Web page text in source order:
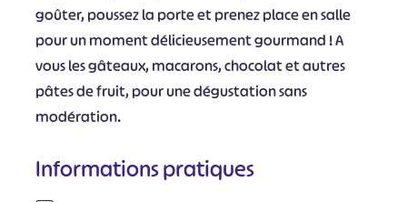
goûter, poussez la porte et prenez place en salle
pour un moment délicieusement gourmand ! A
vous les gâteaux, macarons, chocolat et autres
pâtes de fruit, pour une dégustation sans
modération.
Informations pratiques